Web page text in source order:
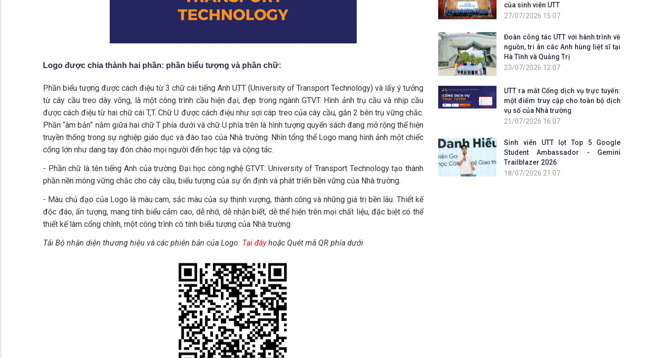
Logo được chia thành hai phần: phần biểu tượng và phần chữ:
Phần biểu tượng được cách điệu từ 3 chữ cái tiếng Anh UTT (University of Transport Technology) và lấy ý tưởng
từ cây cầu treo dây võng, là một công trình cầu hiện đại, đẹp trong ngành GTVT. Hình ảnh trụ cầu và nhịp cầu
được cách điệu từ hai chữ cái T,T. Chữ U được cách điệu như sợi cáp treo của cây cầu, gắn 2 bên trụ vững chắc.
Phần “âm bản” nằm giữa hai chữ T phía dưới và chữ U phía trên là hình tượng quyển sách đang mở rộng thể hiện
truyền thống trong sự nghiệp giáo dục và đào tạo của Nhà trường. Nhìn tổng thể Logo mang hình ảnh một chiếc
cổng lớn như dang tay đón chào mọi người đến học tập và cộng tác.
- Phần chữ là tên tiếng Anh của trường Đại học công nghệ GTVT: University of Transport Technology tạo thành
phần nền móng vững chắc cho cây cầu, biểu tượng của sự ổn định và phát triển bền vững của Nhà trường.
- Màu chủ đạo của Logo là màu cam, sắc màu của sự thịnh vượng, thành công và những giá trị bền lâu. Thiết kế
độc đáo, ấn tượng, mang tính biểu cảm cao, dễ nhớ, dễ nhận biết, dễ thể hiện trên mọi chất liệu, đặc biệt có thể
thiết kế làm cổng chính, một công trình có tính biểu tượng của Nhà trường
Tải Bộ nhận diện thương hiệu và các phiên bản của Logo: Tại đâyhoặc Quét mã QR phía dưới
của sinh viên UTT
27/07/2026 15:07
Đoàn công tác UTT với hành trình về
nguồn, tri ân các Anh hùng liệt sĩ tại
Hà Tĩnh và Quảng Trị
23/07/2026 12:07
UTT ra mắt Cổng dịch vụ trực tuyến:
một điểm truy cập cho toàn bộ dịch
vụ số của Nhà trường
21/07/2026 16:07
Sinh viên UTT lọt Top 5 Google
Student Ambassador - Gemini
Trailblazer 2026
18/07/2026 21:07